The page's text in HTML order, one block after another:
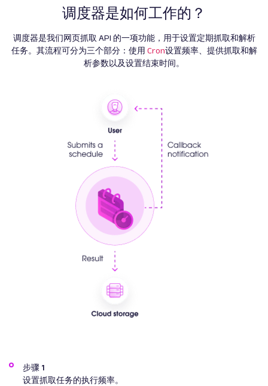
调度器是如何工作的？
调度器是我们网页抓取 API 的一项功能，用于设置定期抓取和解析
任务。其流程可分为三个部分：使用 Cron设置频率、提供抓取和解
析参数以及设置结束时间。
步骤 1
设置抓取任务的执行频率。